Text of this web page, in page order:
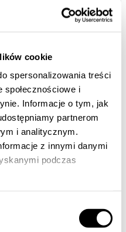
cookie
spersonalizowania treści
społecznościowe i
Informacje o tym, jak
partnerom
i analitycznym.
z innymi danymi
podczas
optymalizacja
3 zmianę
procesów
Działanie: Niska